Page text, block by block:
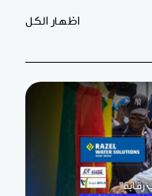
اظهار الكل